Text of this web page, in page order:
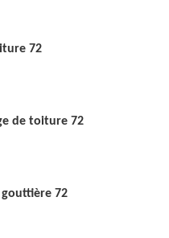
72
de toiture 72
72